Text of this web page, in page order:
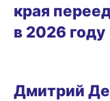
края
в 2026 году
Дмитрий